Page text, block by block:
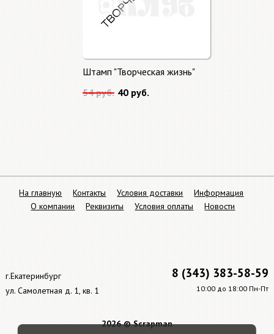
Штамп "Творческая жизнь"
54 руб. 40 руб.
8 (343) 383-58-59
10:00 до 18:00 Пн-Пт
г.Екатеринбург
ул. Самолетная д. 1, кв. 1
2026 © Scrapman
На главную Контакты Условия доставки
Информация
О компании
Реквизиты Условия оплаты Новости